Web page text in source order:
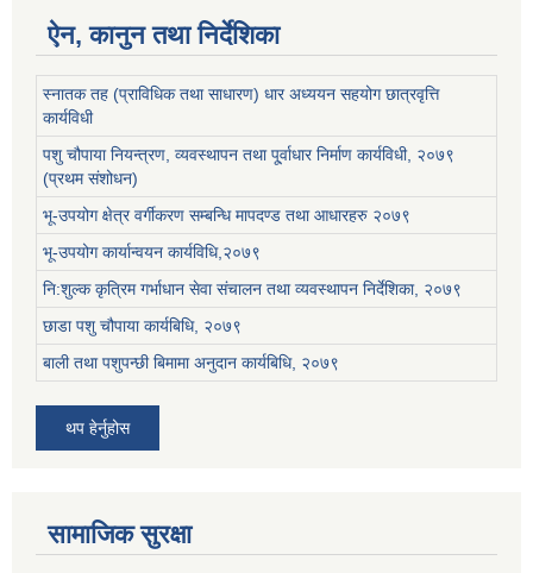
ऐन, कानुन तथा निर्देशिका
स्नातक तह (प्राविधिक तथा साधारण) धार अध्ययन सहयोग छात्रवृत्ति
कार्यविधी
पशु चौपाया नियन्त्रण, व्यवस्थापन तथा पू्र्वाधार निर्माण कार्यविधी, २०७९
(प्रथम संशोधन)
भू-उपयोग क्षेत्र वर्गीकरण सम्बन्धि मापदण्ड तथा आधारहरु २०७९
भू-उपयोग कार्यान्वयन कार्यविधि,२०७९
नि:शुल्क कृत्रिम गर्भाधान सेवा संचालन तथा व्यवस्थापन निर्देशिका, २०७९
छाडा पशु चौपाया कार्यबिधि, २०७९
बाली तथा पशुपन्छी बिमामा अनुदान कार्यबिधि, २०७९
थप हेर्नुहोस
सामाजिक सुरक्षा